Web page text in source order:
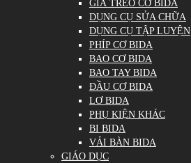
GIÁ TREO CƠ BIDA
DỤNG CỤ SỬA CHỮA
DỤNG CỤ TẬP LUYỆN
PHÍP CƠ BIDA
BAO CƠ BIDA
BAO TAY BIDA
ĐẦU CƠ BIDA
LƠ BIDA
PHỤ KIỆN KHÁC
BI BIDA
VẢI BÀN BIDA
GIÁO DỤC